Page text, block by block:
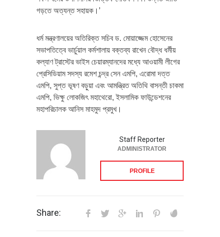
গড়তে অত্যন্ত সহায়ক।’
ধর্ম মন্ত্রণালয়ের অতিরিক্ত সচিব ড. মোয়াজ্জেম হোসেনের
সভাপতিত্বে ভার্চুয়াল কর্মশালায় বক্তব্য রাখেন বৌদ্ধ ধর্মীয়
কল্যাণ ট্রাস্টের ভাইস চেয়ারম্যানদের মধ্যে আওয়ামী লীগের
প্রেসিডিয়াম সদস্য রমেশ চন্দ্র সেন এমপি, এরোমা দত্ত
এমপি, সুপ্ত ভূষণ বড়ুয়া এবং আমন্ত্রিত অতিথি বাসন্তী চাকমা
এমপি, ভিক্ষু লোকজিৎ মহাথেরো, ইসলামিক ফাউন্ডেশনের
মহাপরিচালক আনিস মাহমুদ প্রমুখ।
Staff Reporter
ADMINISTRATOR
PROFILE
Share: